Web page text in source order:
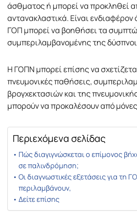
άσθματος ή μπορεί να προκληθεί
αντανακλαστικά. Είναι ενδιαφέρον
ΓΟΠ μπορεί να βοηθήσει τα
συμπεριλαμβανομένης της
Η ΓΟΠΝ μπορεί επίσης να
πνευμονικές παθήσεις,
βρογχεκτασιών και της
μπορούν να προκαλέσουν από
Περιεχόμενα σελίδας
Πώς διαγιγνώσκεται ο επίμονος
σε παλινδρόμηση;
Οι διαγνωστικές εξετάσεις για τη
περιλαμβάνουν,
Δείτε επίσης